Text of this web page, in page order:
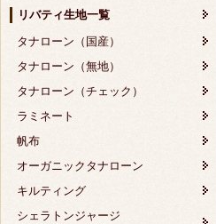
リバティ生地一覧
タナローン（国産）
タナローン（無地）
タナローン（チェック）
ラミネート
帆布
オーガニックタナローン
キルティング
シェラトンジャージ